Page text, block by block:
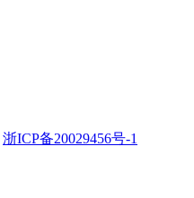
浙ICP备20029456号-1